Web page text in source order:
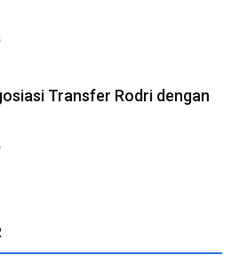
Transfer Rodri dengan